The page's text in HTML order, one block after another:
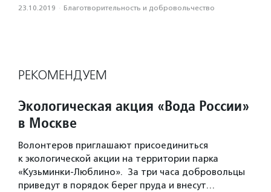
23.10.2019 · Благотвори­тель­ность и доброволь­чест­во
РЕКОМЕНДУЕМ
Экологическая акция «Вода России»
в Москве
Волонтеров приглашают присоединиться
к экологической акции на территории парка
«Кузьминки-Люблино». За три часа добровольцы
приведут в порядок берег пруда и внесут…